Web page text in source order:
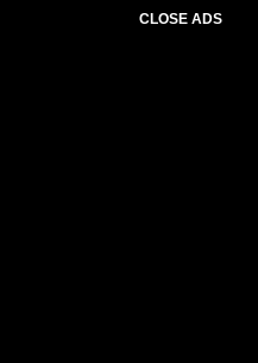
CLOSE ADS